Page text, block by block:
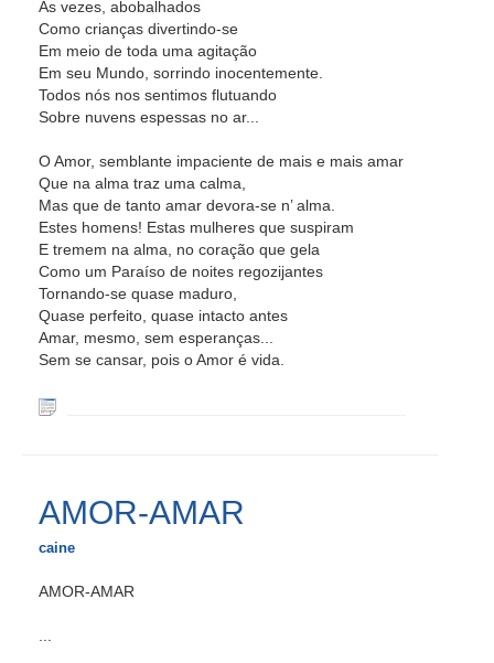
Às vezes, abobalhados
Como crianças divertindo-se
Em meio de toda uma agitação
Em seu Mundo, sorrindo inocentemente.
Todos nós nos sentimos flutuando
Sobre nuvens espessas no ar...
O Amor, semblante impaciente de mais e mais amar
Que na alma traz uma calma,
Mas que de tanto amar devora-se n’ alma.
Estes homens! Estas mulheres que suspiram
E tremem na alma, no coração que gela
Como um Paraíso de noites regozijantes
Tornando-se quase maduro,
Quase perfeito, quase intacto antes
Amar, mesmo, sem esperanças...
Sem se cansar, pois o Amor é vida.
AMOR-AMAR
caine
AMOR-AMAR